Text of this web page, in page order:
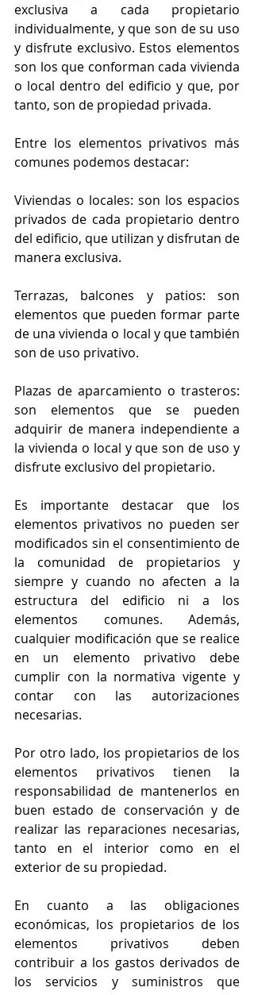
exclusiva a cada propietario
individualmente, y que son de su uso
y disfrute exclusivo. Estos elementos
son los que conforman cada vivienda
o local dentro del edificio y que, por
tanto, son de propiedad privada.
Entre los elementos privativos más
comunes podemos destacar:
Viviendas o locales: son los espacios
privados de cada propietario dentro
del edificio, que utilizan y disfrutan de
manera exclusiva.
Terrazas, balcones y patios: son
elementos que pueden formar parte
de una vivienda o local y que también
son de uso privativo.
Plazas de aparcamiento o trasteros:
son elementos que se pueden
adquirir de manera independiente a
la vivienda o local y que son de uso y
disfrute exclusivo del propietario.
Es importante destacar que los
elementos privativos no pueden ser
modificados sin el consentimiento de
la comunidad de propietarios y
siempre y cuando no afecten a la
estructura del edificio ni a los
elementos comunes. Además,
cualquier modificación que se realice
en un elemento privativo debe
cumplir con la normativa vigente y
contar con las autorizaciones
necesarias.
Por otro lado, los propietarios de los
elementos privativos tienen la
responsabilidad de mantenerlos en
buen estado de conservación y de
realizar las reparaciones necesarias,
tanto en el interior como en el
exterior de su propiedad.
En cuanto a las obligaciones
económicas, los propietarios de los
elementos privativos deben
contribuir a los gastos derivados de
los servicios y suministros que